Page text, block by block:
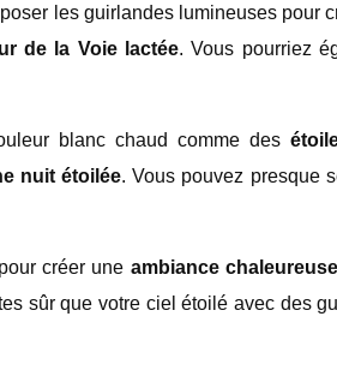
les guirlandes lumineuses pour
de la Voie lactée. Vous pourriez
blanc chaud comme des
nuit étoilée. Vous pouvez presque
créer une ambiance
sûr que votre ciel étoilé avec des